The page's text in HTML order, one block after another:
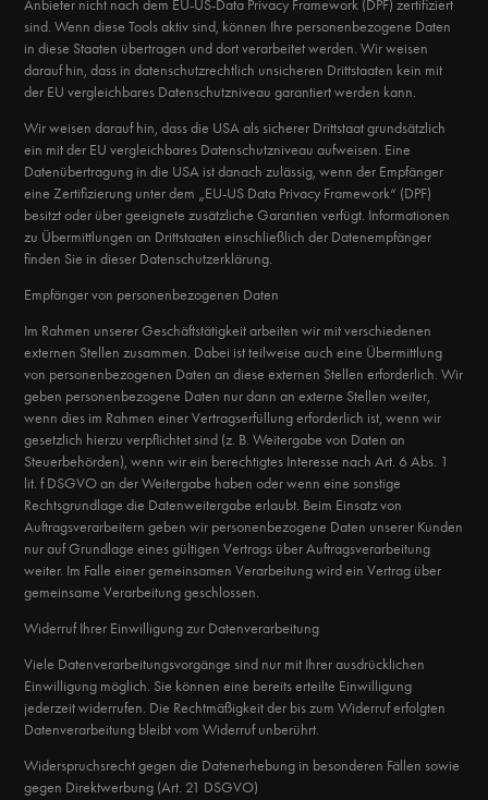
Anbieter nicht nach dem EU-US-Data Privacy Framework (DPF) zertifiziert
sind. Wenn diese Tools aktiv sind, können Ihre personenbezogene Daten
in diese Staaten übertragen und dort verarbeitet werden. Wir weisen
darauf hin, dass in datenschutzrechtlich unsicheren Drittstaaten kein mit
der EU vergleichbares Datenschutzniveau garantiert werden kann.
Wir weisen darauf hin, dass die USA als sicherer Drittstaat grundsätzlich
ein mit der EU vergleichbares Datenschutzniveau aufweisen. Eine
Datenübertragung in die USA ist danach zulässig, wenn der Empfänger
eine Zertifizierung unter dem „EU-US Data Privacy Framework“ (DPF)
besitzt oder über geeignete zusätzliche Garantien verfügt. Informationen
zu Übermittlungen an Drittstaaten einschließlich der Datenempfänger
finden Sie in dieser Datenschutzerklärung.
Empfänger von personenbezogenen Daten
Im Rahmen unserer Geschäftstätigkeit arbeiten wir mit verschiedenen
externen Stellen zusammen. Dabei ist teilweise auch eine Übermittlung
von personenbezogenen Daten an diese externen Stellen erforderlich. Wir
geben personenbezogene Daten nur dann an externe Stellen weiter,
wenn dies im Rahmen einer Vertragserfüllung erforderlich ist, wenn wir
gesetzlich hierzu verpflichtet sind (z. B. Weitergabe von Daten an
Steuerbehörden), wenn wir ein berechtigtes Interesse nach Art. 6 Abs. 1
lit. f DSGVO an der Weitergabe haben oder wenn eine sonstige
Rechtsgrundlage die Datenweitergabe erlaubt. Beim Einsatz von
Auftragsverarbeitern geben wir personenbezogene Daten unserer Kunden
nur auf Grundlage eines gültigen Vertrags über Auftragsverarbeitung
weiter. Im Falle einer gemeinsamen Verarbeitung wird ein Vertrag über
gemeinsame Verarbeitung geschlossen.
Widerruf Ihrer Einwilligung zur Datenverarbeitung
Viele Datenverarbeitungsvorgänge sind nur mit Ihrer ausdrücklichen
Einwilligung möglich. Sie können eine bereits erteilte Einwilligung
jederzeit widerrufen. Die Rechtmäßigkeit der bis zum Widerruf erfolgten
Datenverarbeitung bleibt vom Widerruf unberührt.
Widerspruchsrecht gegen die Datenerhebung in besonderen Fällen sowie
gegen Direktwerbung (Art. 21 DSGVO)